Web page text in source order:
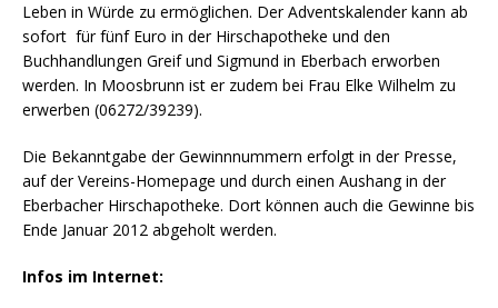
Leben in Würde zu ermöglichen. Der Adventskalender kann ab
sofort für fünf Euro in der Hirschapotheke und den
Buchhandlungen Greif und Sigmund in Eberbach erworben
werden. In Moosbrunn ist er zudem bei Frau Elke Wilhelm zu
erwerben (06272/39239).
Die Bekanntgabe der Gewinnnummern erfolgt in der Presse,
auf der Vereins-Homepage und durch einen Aushang in der
Eberbacher Hirschapotheke. Dort können auch die Gewinne bis
Ende Januar 2012 abgeholt werden.
Infos im Internet: